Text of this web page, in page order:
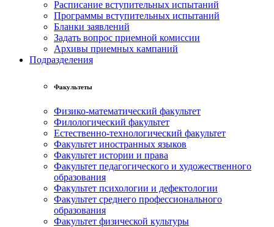
Расписание вступительных испытаний
Программы вступительных испытаний
Бланки заявлений
Задать вопрос приемной комиссии
Архивы приемных кампаний
Подразделения
Факультеты
Физико-математический факультет
Филологический факультет
Естественно-технологический факультет
Факультет иностранных языков
Факультет истории и права
Факультет педагогического и художественного
образования
Факультет психологии и дефектологии
Факультет среднего профессионального
образования
Факультет физической культуры